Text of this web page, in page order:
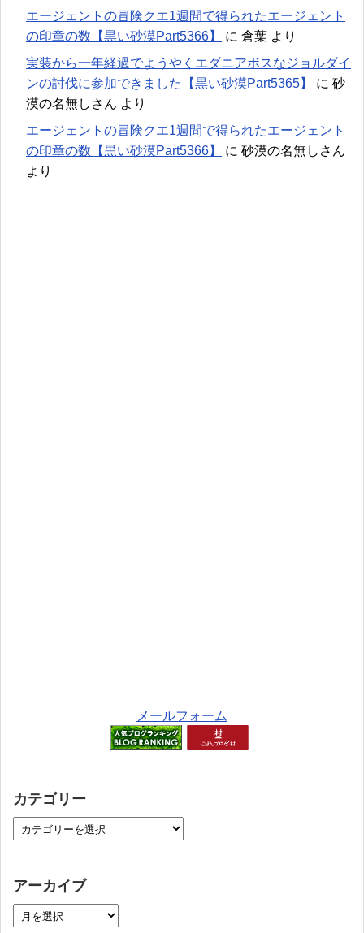
エージェントの冒険クエ1週間で得られたエージェント
の印章の数【黒い砂漠Part5366】
に 倉葉 より
実装から一年経過でようやくエダニアボスなジョルダイ
ンの討伐に参加できました【黒い砂漠Part5365】
に 砂
漠の名無しさん より
エージェントの冒険クエ1週間で得られたエージェント
の印章の数【黒い砂漠Part5366】
に 砂漠の名無しさん
より
メールフォーム
カテゴリー
アーカイブ